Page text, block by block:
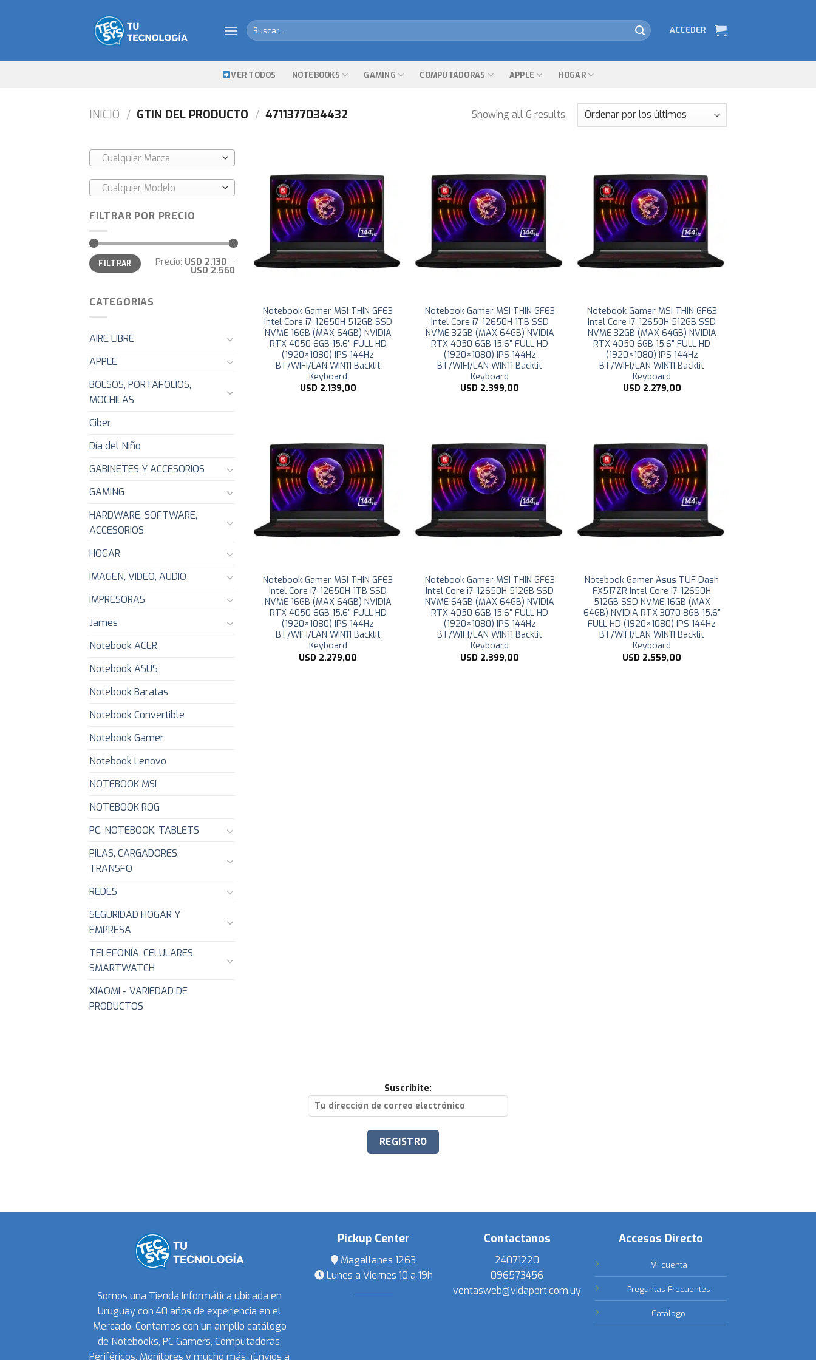
Buscar
por:
ACCEDER
VER TODOS NOTEBOOKS GAMING COMPUTADORAS APPLE HOGAR
INICIO / GTIN DEL PRODUCTO / 4711377034432 Showing all 6 results
Cualquier Marca
Cualquier Modelo
FILTRAR POR PRECIO
Precio
mínimo
Precio
máximo
FILTRAR Precio: USD 2.130 —
USD 2.560
CATEGORIAS
AIRE LIBRE
APPLE
BOLSOS, PORTAFOLIOS,
MOCHILAS
Ciber
Día del Niño
GABINETES Y ACCESORIOS
GAMING
HARDWARE, SOFTWARE,
ACCESORIOS
HOGAR
IMAGEN, VIDEO, AUDIO
IMPRESORAS
James
Notebook ACER
Notebook ASUS
Notebook Baratas
Notebook Convertible
Notebook Gamer
Notebook Lenovo
NOTEBOOK MSI
NOTEBOOK ROG
PC, NOTEBOOK, TABLETS
PILAS, CARGADORES,
TRANSFO
REDES
SEGURIDAD HOGAR Y
EMPRESA
TELEFONÍA, CELULARES,
SMARTWATCH
XIAOMI - VARIEDAD DE
PRODUCTOS
Notebook Gamer MSI THIN GF63
Intel Core i7-12650H 512GB SSD
NVME 16GB (MAX 64GB) NVIDIA
RTX 4050 6GB 15.6″ FULL HD
(1920×1080) IPS 144Hz
BT/WIFI/LAN WIN11 Backlit
Keyboard
USD 2.139,00
Notebook Gamer MSI THIN GF63
Intel Core i7-12650H 1TB SSD
NVME 32GB (MAX 64GB) NVIDIA
RTX 4050 6GB 15.6″ FULL HD
(1920×1080) IPS 144Hz
BT/WIFI/LAN WIN11 Backlit
Keyboard
USD 2.399,00
Notebook Gamer MSI THIN GF63
Intel Core i7-12650H 512GB SSD
NVME 32GB (MAX 64GB) NVIDIA
RTX 4050 6GB 15.6″ FULL HD
(1920×1080) IPS 144Hz
BT/WIFI/LAN WIN11 Backlit
Keyboard
USD 2.279,00
Notebook Gamer MSI THIN GF63
Intel Core i7-12650H 1TB SSD
NVME 16GB (MAX 64GB) NVIDIA
RTX 4050 6GB 15.6″ FULL HD
(1920×1080) IPS 144Hz
BT/WIFI/LAN WIN11 Backlit
Keyboard
USD 2.279,00
Notebook Gamer MSI THIN GF63
Intel Core i7-12650H 512GB SSD
NVME 64GB (MAX 64GB) NVIDIA
RTX 4050 6GB 15.6″ FULL HD
(1920×1080) IPS 144Hz
BT/WIFI/LAN WIN11 Backlit
Keyboard
USD 2.399,00
Notebook Gamer Asus TUF Dash
FX517ZR Intel Core i7-12650H
512GB SSD NVME 16GB (MAX
64GB) NVIDIA RTX 3070 8GB 15.6″
FULL HD (1920×1080) IPS 144Hz
BT/WIFI/LAN WIN11 Backlit
Keyboard
USD 2.559,00
Suscribite:
Somos una Tienda Informática ubicada en
Uruguay con 40 años de experiencia en el
Mercado. Contamos con un amplio catálogo
de Notebooks, PC Gamers, Computadoras,
Periféricos, Monitores y mucho más. ¡Envíos a
Pickup Center
Magallanes 1263
Lunes a Viernes 10 a 19h
Contactanos
24071220
096573456
ventasweb@vidaport.com.uy
Accesos Directo
Mi cuenta
Preguntas Frecuentes
Catálogo